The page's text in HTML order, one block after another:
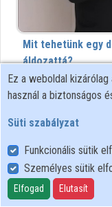
Mit tehetünk egy
áldozattá?
532 megtekintés
Legfrissebb
00:55:12
Ez a weboldal
használ a biztonságos
Süti szabályzat
Funkcionális sütik
Személyes sütik
Elfogad Elutasít